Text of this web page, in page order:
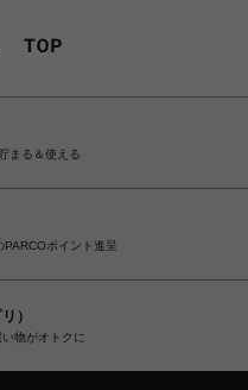
まる＆使える
ポイント進呈
）
物がオトクに